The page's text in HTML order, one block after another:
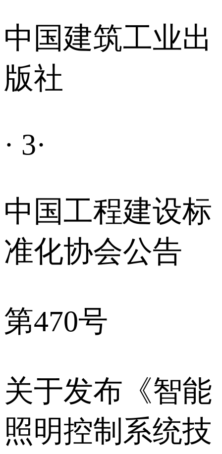
中国建筑工业出
版社
· 3·
中国工程建设标
准化协会公告
第470号
关于发布《智能
照明控制系统技